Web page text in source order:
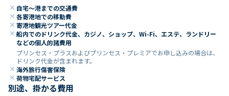
close 自宅～港までの交通費
close 各寄港地での移動費
close 寄港地観光ツアー代金
close 船内でのドリンク代金、カジノ、ショップ、Wi-Fi、エステ、ランドリー
などの個人的諸費用
プリンセス・プラスおよびプリンセス・プレミアでお申し込みの場合は、
ドリンク代金が含まれます。
close 海外旅行傷害保険
close 荷物宅配サービス
別途、掛かる費用